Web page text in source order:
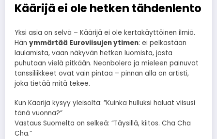
Käärijä ei ole hetken tähdenlento
Yksi asia on selvä – Käärijä ei ole kertakäyttöinen ilmiö.
Hän ymmärtää Euroviisujen ytimen: ei pelkästään
laulamista, vaan näkyvän hetken luomista, josta
puhutaan vielä pitkään. Neonbolero ja mieleen painuvat
tanssiliikkeet ovat vain pintaa – pinnan alla on artisti,
joka tietää mitä tekee.
Kun Käärijä kysyy yleisöltä: ”Kuinka hulluksi haluat viisusi
tänä vuonna?”
Vastaus Suomelta on selkeä: ”Täysillä, kiitos. Cha Cha
Cha.”